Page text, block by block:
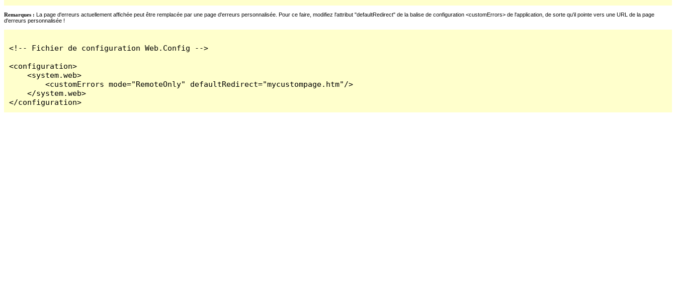
Remarques : La page d'erreurs actuellement affichée peut être remplacée par une page d'erreurs personnalisée. Pour ce faire, modifiez l'attribut "defaultRedirect" de la balise de configuration <customErrors> de l'application, de sorte qu'il pointe vers une URL de la page
d'erreurs personnalisée !
<!-- Fichier de configuration Web.Config -->
<configuration>
    <system.web>
        <customErrors mode="RemoteOnly" defaultRedirect="mycustompage.htm"/>
    </system.web>
</configuration>